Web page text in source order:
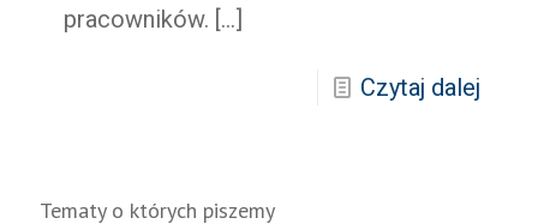
pracowników. […]
Czytaj dalej
Tematy o których piszemy